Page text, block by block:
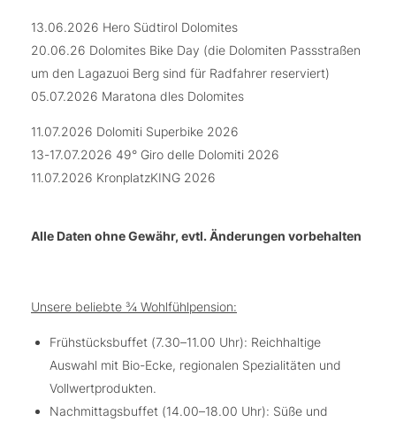
13.06.2026 Hero Südtirol Dolomites
20.06.26 Dolomites Bike Day (die Dolomiten Passstraßen
um den Lagazuoi Berg sind für Radfahrer reserviert)
05.07.2026 Maratona dles Dolomites
11.07.2026 Dolomiti Superbike 2026
13-17.07.2026 49° Giro delle Dolomiti 2026
11.07.2026 KronplatzKING 2026
Alle Daten ohne Gewähr, evtl. Änderungen vorbehalten
Unsere beliebte ¾ Wohlfühlpension:
Frühstücksbuffet (7.30–11.00 Uhr): Reichhaltige
Auswahl mit Bio-Ecke, regionalen Spezialitäten und
Vollwertprodukten.
Nachmittagsbuffet (14.00–18.00 Uhr): Süße und